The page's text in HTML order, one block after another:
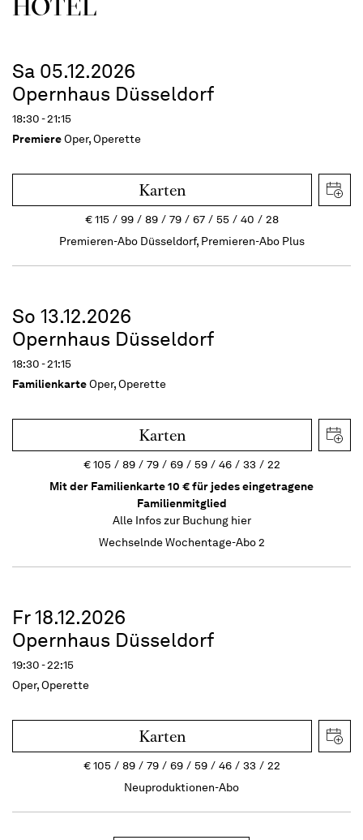
Sa 05.12.2026
Opernhaus Düsseldorf
18:30 - 21:15
PremiereOper, Operette
Karten
€115 99 89 79 67 55 40
28
Premieren-Abo Düsseldorf, Premieren-Abo Plus
So 13.12.2026
Opernhaus Düsseldorf
18:30 - 21:15
FamilienkarteOper, Operette
Karten
€105 89 79 69 59 46 33
22
Mit der Familienkarte 10 € für jedes eingetragene
Familienmitglied
Alle Infos zur Buchung hier
Wechselnde Wochentage-Abo 2
Fr 18.12.2026
Opernhaus Düsseldorf
19:30 - 22:15
Oper, Operette
Karten
€105 89 79 69 59 46 33
22
Neuproduktionen-Abo